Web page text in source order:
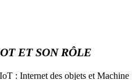
ET SON RÔLE
: Internet des objets et Machine